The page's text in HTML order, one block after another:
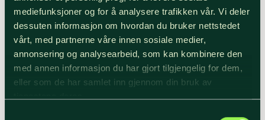
mediefunksjoner og for å analysere trafikken vår. Vi deler
dessuten informasjon om hvordan du bruker nettstedet
vårt, med partnerne våre innen sosiale medier,
annonsering og analysearbeid, som kan kombinere den
med annen informasjon du har gjort tilgjengelig for dem,
eller som de har samlet inn gjennom din bruk av